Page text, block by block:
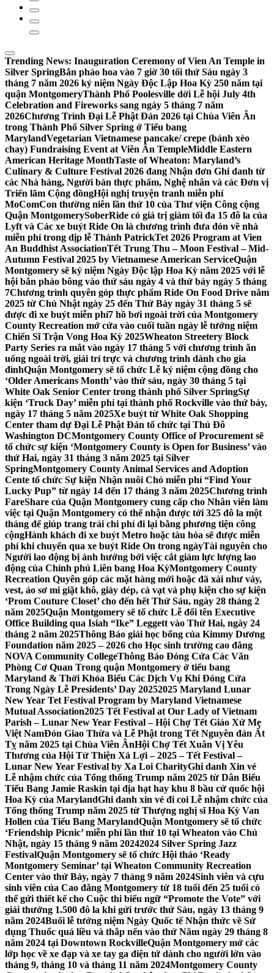
Trending News: Inauguration Ceremony of Vien An Temple in
Silver SpringBắn pháo hoa vào 7 giờ 30 tối thứ Sáu ngày 3
tháng 7 năm 2026 kỷ niệm Ngày Độc Lập Hoa Kỳ 250 năm tại
quận MontgomeryThành Phố Poolesville dời Lễ hội July 4th
Celebration and Fireworks sang ngày 5 tháng 7 năm
2026Chương Trình Đại Lễ Phật Đản 2026 tại Chùa Viên Ân
trong Thành Phố Silver Spring ở Tiểu bang
MarylandVegetarian Vietnamese pancake/ crepe (bánh xèo
chay) Fundraising Event at Viên Ân TempleMiddle Eastern
American Heritage MonthTaste of Wheaton: Maryland’s
Culinary & Culture Festival 2026 đang Nhận đơn Ghi danh từ
các Nhà hàng, Người bán thực phẩm, Nghệ nhân và các Đơn vị
Triển lãm Cộng đồngHội nghị truyện tranh miễn phí
MoComCon thường niên lần thứ 10 của Thư viện Công cộng
Quận MontgomerySoberRide có giá trị giảm tối đa 15 đô la của
Lyft và Các xe buýt Ride On là chương trình đưa đón về nhà
miễn phí trong dịp lễ Thánh PatrickTet 2026 Program at Vien
An Buddhist AssociationTết Trung Thu – Moon Festival – Mid-
Autumn Festival 2025 by Vietnamese American ServiceQuận
Montgomery sẽ kỷ niệm Ngày Độc lập Hoa Kỳ năm 2025 với lễ
hội bắn pháo bông vào thứ sáu ngày 4 và thứ bảy ngày 5 tháng
7Chương trình quyên góp thực phẩm Ride On Food Drive năm
2025 từ Chủ Nhật ngày 25 đến Thứ Bảy ngày 31 tháng 5 sẽ
được đi xe buýt miễn phí7 hồ bơi ngoài trời của Montgomery
County Recreation mở cửa vào cuối tuần ngày lễ tưởng niệm
Chiến Sĩ Trận Vong Hoa Kỳ 2025Wheaton Streetery Block
Party Series ra mắt vào ngày 17 tháng 5 với chương trình ăn
uống ngoài trời, giải trí trực và chương trình dành cho gia
đìnhQuận Montgomery sẽ tổ chức Lễ kỷ niệm cộng đồng cho
‘Older Americans Month’ vào thứ sáu, ngày 30 tháng 5 tại
White Oak Senior Center trong thành phố Silver SpringSự
kiện ‘Truck Day’ miễn phí tại thành phố Rockville vào thứ bảy,
ngày 17 tháng 5 năm 2025Xe buýt từ White Oak Shopping
Center tham dự Đại Lễ Phật Đản tổ chức tại Thủ Đô
Washington DCMontgomery County Office of Procurement sẽ
tổ chức sự kiện ‘Montgomery County is Open for Business’ vào
thứ Hai, ngày 31 tháng 3 năm 2025 tại Silver
SpringMontgomery County Animal Services and Adoption
Cente tổ chức Sự kiện Nhận nuôi Chó miễn phí “Find Your
Lucky Pup” từ ngày 14 đến 17 tháng 3 năm 2025Chương trình
FareShare của Quận Montgomery cung cấp cho Nhân viên làm
việc tại Quận Montgomery có thể nhận được tới 325 đô la một
tháng để giúp trang trải chi phí đi lại bằng phương tiện công
cộngHành khách đi xe buýt Metro hoặc tàu hỏa sẽ được miễn
phí khi chuyển qua xe buýt Ride On trong ngàyTài nguyên cho
Người lao động bị ảnh hưởng bởi việc cắt giảm lực lượng lao
động của Chính phủ Liên bang Hoa KỳMontgomery County
Recreation Quyên góp các mặt hàng mới hoặc đã xài như váy,
vest, áo sơ mi giặt khô, giày dép, cà vạt và phụ kiện cho sự kiện
‘Prom Couture Closet’ cho đến hết Thứ Sáu, ngày 28 tháng 2
năm 2025Quận Montgomery sẽ tổ chức Lễ đổi tên Executive
Office Building qua Isiah “Ike” Leggett vào Thứ Hai, ngày 24
tháng 2 năm 2025Thông Báo giải học bổng của Kimmy Dương
Foundation năm 2025 – 2026 cho Học sinh trường cao đẳng
NOVA Community CollegeThông Báo Đóng Cửa Các Văn
Phòng Cơ Quan Trong quận Montgomery ở tiểu bang
Maryland & Thời Khóa Biểu Các Dịch Vụ Khi Đóng Cửa
Trong Ngày Lễ Presidents’ Day 20252025 Maryland Lunar
New Year Tet Festival Program by Maryland Vietnamese
Mutual Association2025 Tết Festival at Our Lady of Vietnam
Parish – Lunar New Year Festival – Hội Chợ Tết Giáo Xứ Mẹ
Việt NamĐón Giao Thừa và Lễ Phật trong Tết Nguyên đán Ất
Tỵ năm 2025 tại Chùa Viên ÂnHội Chợ Tết Xuân Vị Yêu
Thương của Hội Từ Thiện Xá Lợi – 2025 – Tết Festival –
Lunar New Year Festival by Xa Loi CharityGhi danh Xin vé
Lễ nhậm chức của Tổng thống Trump năm 2025 từ Dân Biểu
Tiểu Bang Jamie Raskin tại địa hạt hay khu 8 bầu cử quốc hội
Hoa Kỳ của MarylandGhi danh xin vé đi coi Lễ nhậm chức của
Tổng thống Trump năm 2025 từ Thượng nghị sĩ Hoa Kỳ Van
Hollen của Tiểu Bang MarylandQuận Montgomery sẽ tổ chức
‘Friendship Picnic’ miễn phí lần thứ 10 tại Wheaton vào Chủ
Nhật, ngày 15 tháng 9 năm 20242024 Silver Spring Jazz
FestivalQuận Montgomery sẽ tổ chức Hội thảo ‘Ready
Montgomery Seminar’ tại Wheaton Community Recreation
Center vào thứ Bảy, ngày 7 tháng 9 năm 2024Sinh viên và cựu
sinh viên của Cao đẳng Montgomery từ 18 tuổi đến 25 tuổi có
thể gửi thiết kế cho Cuộc thi biểu ngữ “Promote the Vote” với
giải thưởng 1.500 đô la khi gửi trước thứ Sáu, ngày 13 tháng 9
năm 2024Buổi lễ tưởng niệm Ngày Quốc tế Nhận thức về Sử
dụng Thuốc quá liều và thắp nến vào thứ Năm ngày 29 tháng 8
năm 2024 tại Downtown RockvilleQuận Montgomery mở các
lớp học về xe đạp và xe tay ga điện tử dành cho người lớn vào
tháng 9, tháng 10 và tháng 11 năm 2024Montgomery County